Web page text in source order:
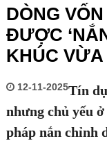
DÒNG
ĐƯỢC
KHÚC VỪA
12-11-2025Tín
nhưng chủ yếu
pháp nắn chỉnh